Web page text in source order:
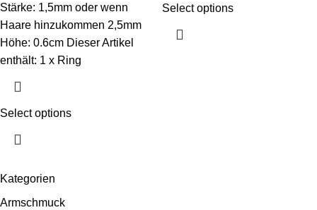
Kategorien
Armschmuck
Stärke: 1,5mm oder wenn
Haare hinzukommen 2,5mm
Höhe: 0.6cm Dieser Artikel
enthält: 1 x Ring
Select options
Select options